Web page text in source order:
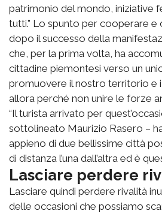
patrimonio del mondo, iniziative
tutti.” Lo spunto per cooperare e
dopo il successo della
che, per la prima volta, ha
cittadine piemontesi verso un
promuovere il nostro territorio e
allora perché non unire le forze
“Il turista arrivato per
sottolineato Maurizio Rasero –
appieno di due bellissime città
di distanza l’una dall’altra ed è
Lasciare perdere
Lasciare quindi perdere rivalità
delle occasioni che possiamo